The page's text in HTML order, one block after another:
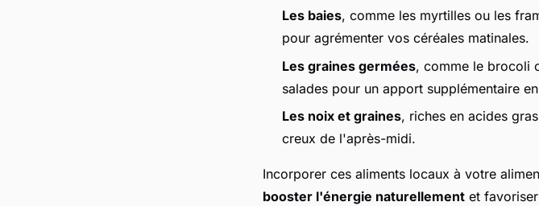
Les baies, comme les myrtilles ou les
pour agrémenter vos céréales matinales.
Les graines germées, comme le brocoli
salades pour un apport supplémentaire en
Les noix et graines, riches en acides
creux de l'après-midi.
Incorporer ces aliments locaux à votre
booster l'énergie naturellement et